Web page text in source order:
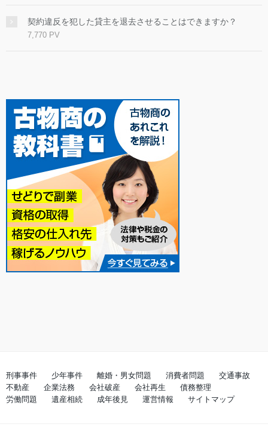
契約違反を犯した貸主を退去させることはできますか？
7,770 PV
刑事事件 少年事件 離婚・男女問題 消費者問題
交通事故
不動産
企業法務 会社破産 会社再生
債務整理
労働問題
遺産相続 成年後見 運営情報 サイトマップ